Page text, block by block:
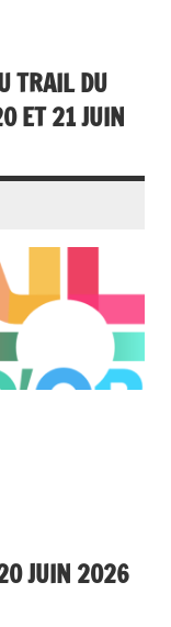
TRAIL DU
ET 21 JUIN
JUIN 2026